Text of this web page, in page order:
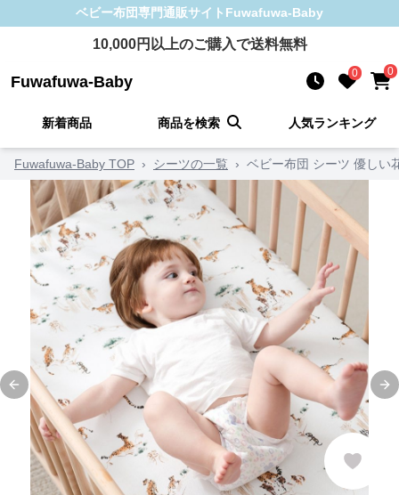
ベビー布団専門通販サイト Fuwafuwa-Baby
10,000円以上のご購入で送料無料
Fuwafuwa-Baby 0 0
新着商品 商品を検索 人気ランキング
Fuwafuwa-Baby TOP › シーツの一覧 › ベビー布団 シーツ 優しい
Previous slide